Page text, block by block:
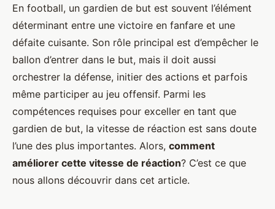
Quelles sont les meilleures
stratégies pour augmenter la
vitesse de réaction des gardiens
de but en football?
Lucie•7 avril 2024 7 min de lecture
En football, un gardien de but est souvent l’élément
déterminant entre une victoire en fanfare et une
défaite cuisante. Son rôle principal est d’empêcher le
ballon d’entrer dans le but, mais il doit aussi
orchestrer la défense, initier des actions et parfois
même participer au jeu offensif. Parmi les
compétences requises pour exceller en tant que
gardien de but, la vitesse de réaction est sans doute
l’une des plus importantes. Alors, comment
améliorer cette vitesse de réaction? C’est ce que
nous allons découvrir dans cet article.